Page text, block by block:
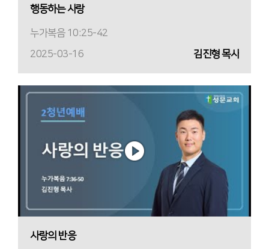
행동하는 사랑
누가복음 10:25-42
2025-03-16
김진형 목사
사랑의 반응